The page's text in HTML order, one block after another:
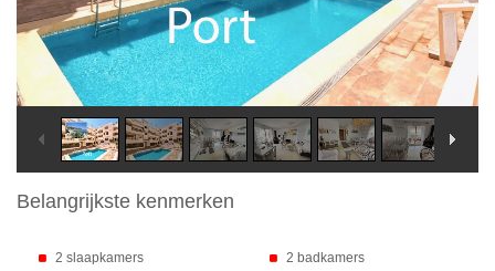
Belangrijkste kenmerken
2 slaapkamers 2 badkamers